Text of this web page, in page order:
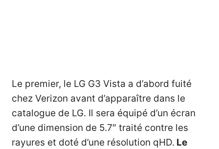
Le premier, le LG G3 Vista a d’abord fuité
chez Verizon avant d’apparaître dans le
catalogue de LG. Il sera équipé d’un écran
d’une dimension de 5.7″ traité contre les
rayures et doté d’une résolution qHD. Le